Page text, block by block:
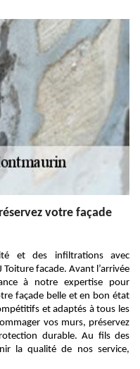
votre façade
et des infiltrations avec
facade. Avant l’arrivée
à notre expertise pour
façade belle et en bon état
et adaptés à tous les
vos murs, préservez
durable. Au fils des
la qualité de nos service,